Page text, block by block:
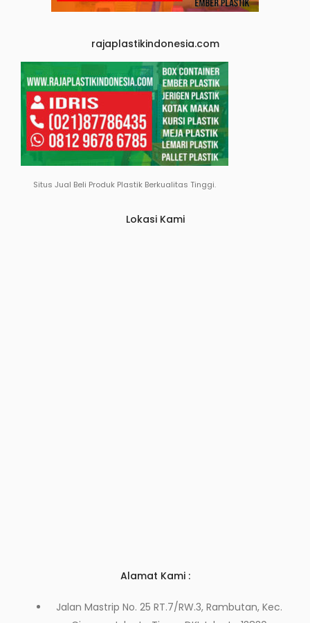
rajaplastikindonesia.com
Situs Jual Beli Produk Plastik Berkualitas Tinggi.
Lokasi Kami
Alamat Kami :
Jalan Mastrip No. 25 RT.7/RW.3, Rambutan, Kec.